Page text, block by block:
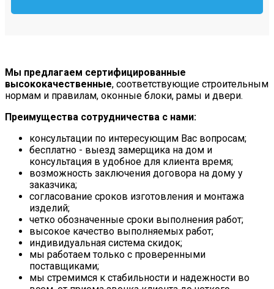
Мы предлагаем сертифицированные
высококачественные, соответствующие строительным
нормам и правилам, оконные блоки, рамы и двери.
Преимущества сотрудничества с нами:
консультации по интересующим Вас вопросам;
бесплатно - выезд замерщика на дом и
консультация в удобное для клиента время;
возможность заключения договора на дому у
заказчика;
согласование сроков изготовления и монтажа
изделий;
четко обозначенные сроки выполнения работ;
высокое качество выполняемых работ;
индивидуальная система скидок;
мы работаем только с проверенными
поставщиками;
мы стремимся к стабильности и надежности во